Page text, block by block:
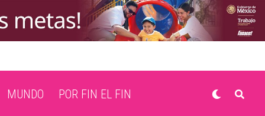
MUNDO POR FIN EL FIN